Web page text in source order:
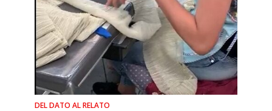
DEL DATO AL RELATO